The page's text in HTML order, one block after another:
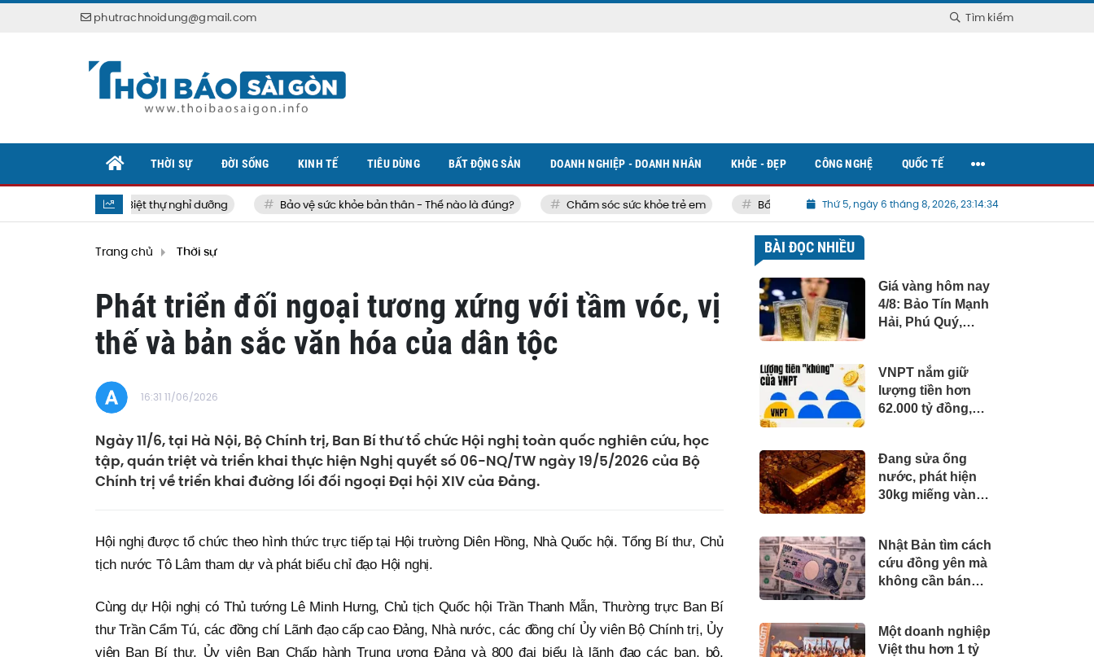
phutrachnoidung@gmail.com Tìm kiếm
Biệt thự nghỉ dưỡng Bảo vệ sức khỏe bản thân - Thế nào là đúng? Chăm sóc sức khỏe trẻ em Bất động sản Việt NamThứ 5, ngày 6 tháng 8, 2026, 23:14:36
THỜI SỰ ĐỜI SỐNG KINH TẾ TIÊU DÙNG BẤT ĐỘNG SẢN DOANH NGHIỆP - DOANH NHÂN KHỎE - ĐẸP CÔNG NGHỆ QUỐC TẾ
Trang chủ Thời sự
Phát triển đối ngoại tương xứng với tầm vóc, vị
thế và bản sắc văn hóa của dân tộc
16:31 11/06/2026
Ngày 11/6, tại Hà Nội, Bộ Chính trị, Ban Bí thư tổ chức Hội nghị toàn quốc nghiên cứu, học
tập, quán triệt và triển khai thực hiện Nghị quyết số 06-NQ/TW ngày 19/5/2026 của Bộ
Chính trị về triển khai đường lối đối ngoại Đại hội XIV của Đảng.
Hội nghị được tổ chức theo hình thức trực tiếp tại Hội trường Diên Hồng, Nhà Quốc hội. Tổng Bí thư, Chủ
tịch nước Tô Lâm tham dự và phát biểu chỉ đạo Hội nghị.
Cùng dự Hội nghị có Thủ tướng Lê Minh Hưng, Chủ tịch Quốc hội Trần Thanh Mẫn, Thường trực Ban Bí
thư Trần Cẩm Tú, các đồng chí Lãnh đạo cấp cao Đảng, Nhà nước, các đồng chí Ủy viên Bộ Chính trị, Ủy
viên Ban Bí thư, Ủy viên Ban Chấp hành Trung ương Đảng và 800 đại biểu là lãnh đạo các ban, bộ,
BÀI ĐỌC NHIỀU
Giá vàng hôm nay
4/8: Bảo Tín Mạnh
Hải, Phú Quý,
VNPT nắm giữ
lượng tiền hơn
62.000 tỷ đồng,
Global
Đang sửa ống
nước, phát hiện
30kg miếng vàng
Nhật Bản tìm cách
cứu đồng yên mà
không cần bán
vào cuộc?
Một doanh nghiệp
Việt thu hơn 1 tỷ